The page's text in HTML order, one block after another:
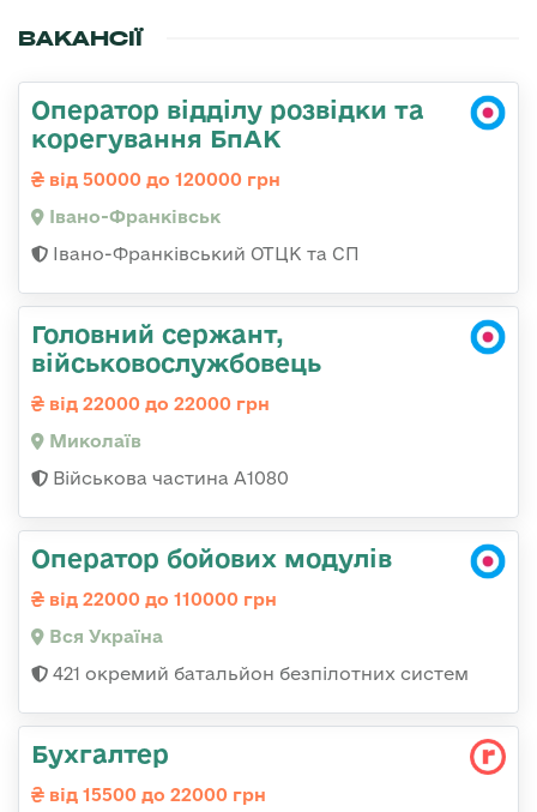
ВАКАНСІЇ
Оператор відділу розвідки та
корегування БпАК
від 50000 до 120000 грн
Івано-Франківськ
Івано-Франківський ОТЦК та СП
Головний сержант,
військовослужбовець
від 22000 до 22000 грн
Миколаїв
Військова частина А1080
Оператор бойових модулів
від 22000 до 110000 грн
Вся Україна
421 окремий батальйон безпілотних систем
Бухгалтер
від 15500 до 22000 грн